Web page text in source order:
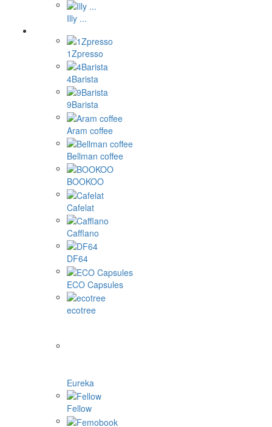
Illy ...
1Zpresso
4Barista
9Barista
Aram coffee
Bellman coffee
BOOKOO
Cafelat
Cafflano
DF64
ECO Capsules
ecotree
Eureka
Fellow